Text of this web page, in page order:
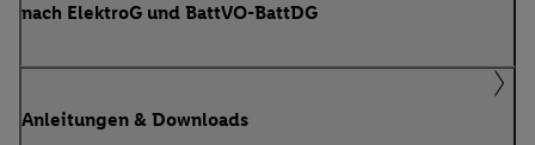
nach ElektroG und BattVO-BattDG
Anleitungen & Downloads